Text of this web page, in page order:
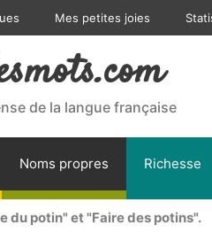
Mes petites joies
de la langue française
Noms propres Richesse
du potin" et "Faire des potins".